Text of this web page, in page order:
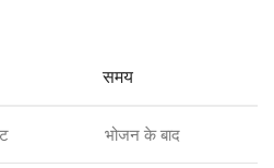
समय
भोजन के बाद